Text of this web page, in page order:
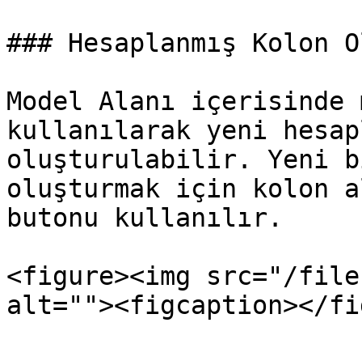
### Hesaplanmış Kolon
Model Alanı içerisinde
kullanılarak yeni
oluşturulabilir. Yeni bir
oluşturmak için kolon
butonu kullanılır.
<figure><img src="/files/
alt=""><figcaption></